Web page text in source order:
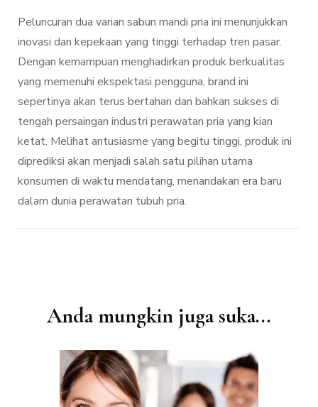
Peluncuran dua varian sabun mandi pria ini menunjukkan
inovasi dan kepekaan yang tinggi terhadap tren pasar.
Dengan kemampuan menghadirkan produk berkualitas
yang memenuhi ekspektasi pengguna, brand ini
sepertinya akan terus bertahan dan bahkan sukses di
tengah persaingan industri perawatan pria yang kian
ketat. Melihat antusiasme yang begitu tinggi, produk ini
diprediksi akan menjadi salah satu pilihan utama
konsumen di waktu mendatang, menandakan era baru
dalam dunia perawatan tubuh pria.
Navigasi
Anda mungkin juga suka...